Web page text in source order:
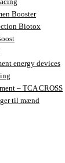
Booster
Biotox
energy devices
– TCA CROSS
til mænd